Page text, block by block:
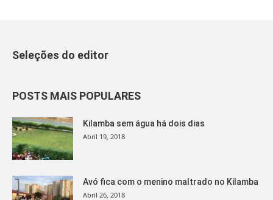
Seleções do editor
POSTS MAIS POPULARES
Kilamba sem água há dois dias
Abril 19, 2018
Avó fica com o menino maltrado no Kilamba
Abril 26, 2018